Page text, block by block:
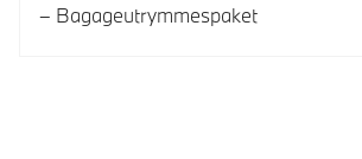
Bagageutrymmespaket